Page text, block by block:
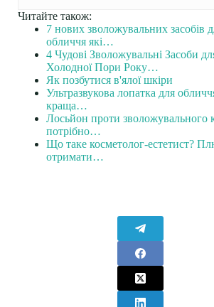
Читайте також:
7 нових зволожувальних засобів
обличчя які…
4 Чудові Зволожувальні Засоби
Холодної Пори Року…
Як позбутися в'ялої шкіри
Ультразвукова лопатка для
краща…
Лосьйон проти зволожувального
потрібно…
Що таке косметолог-естетист?
отримати…